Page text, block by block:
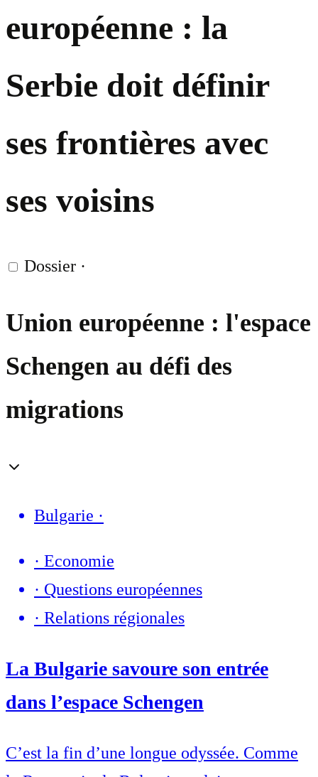
européenne : la
Serbie doit définir
ses frontières avec
ses voisins
Dossier ·
Union européenne : l'espace
Schengen au défi des
migrations
Bulgarie ·
· Economie
· Questions européennes
· Relations régionales
La Bulgarie savoure son entrée
dans l’espace Schengen
C’est la fin d’une longue odyssée. Comme